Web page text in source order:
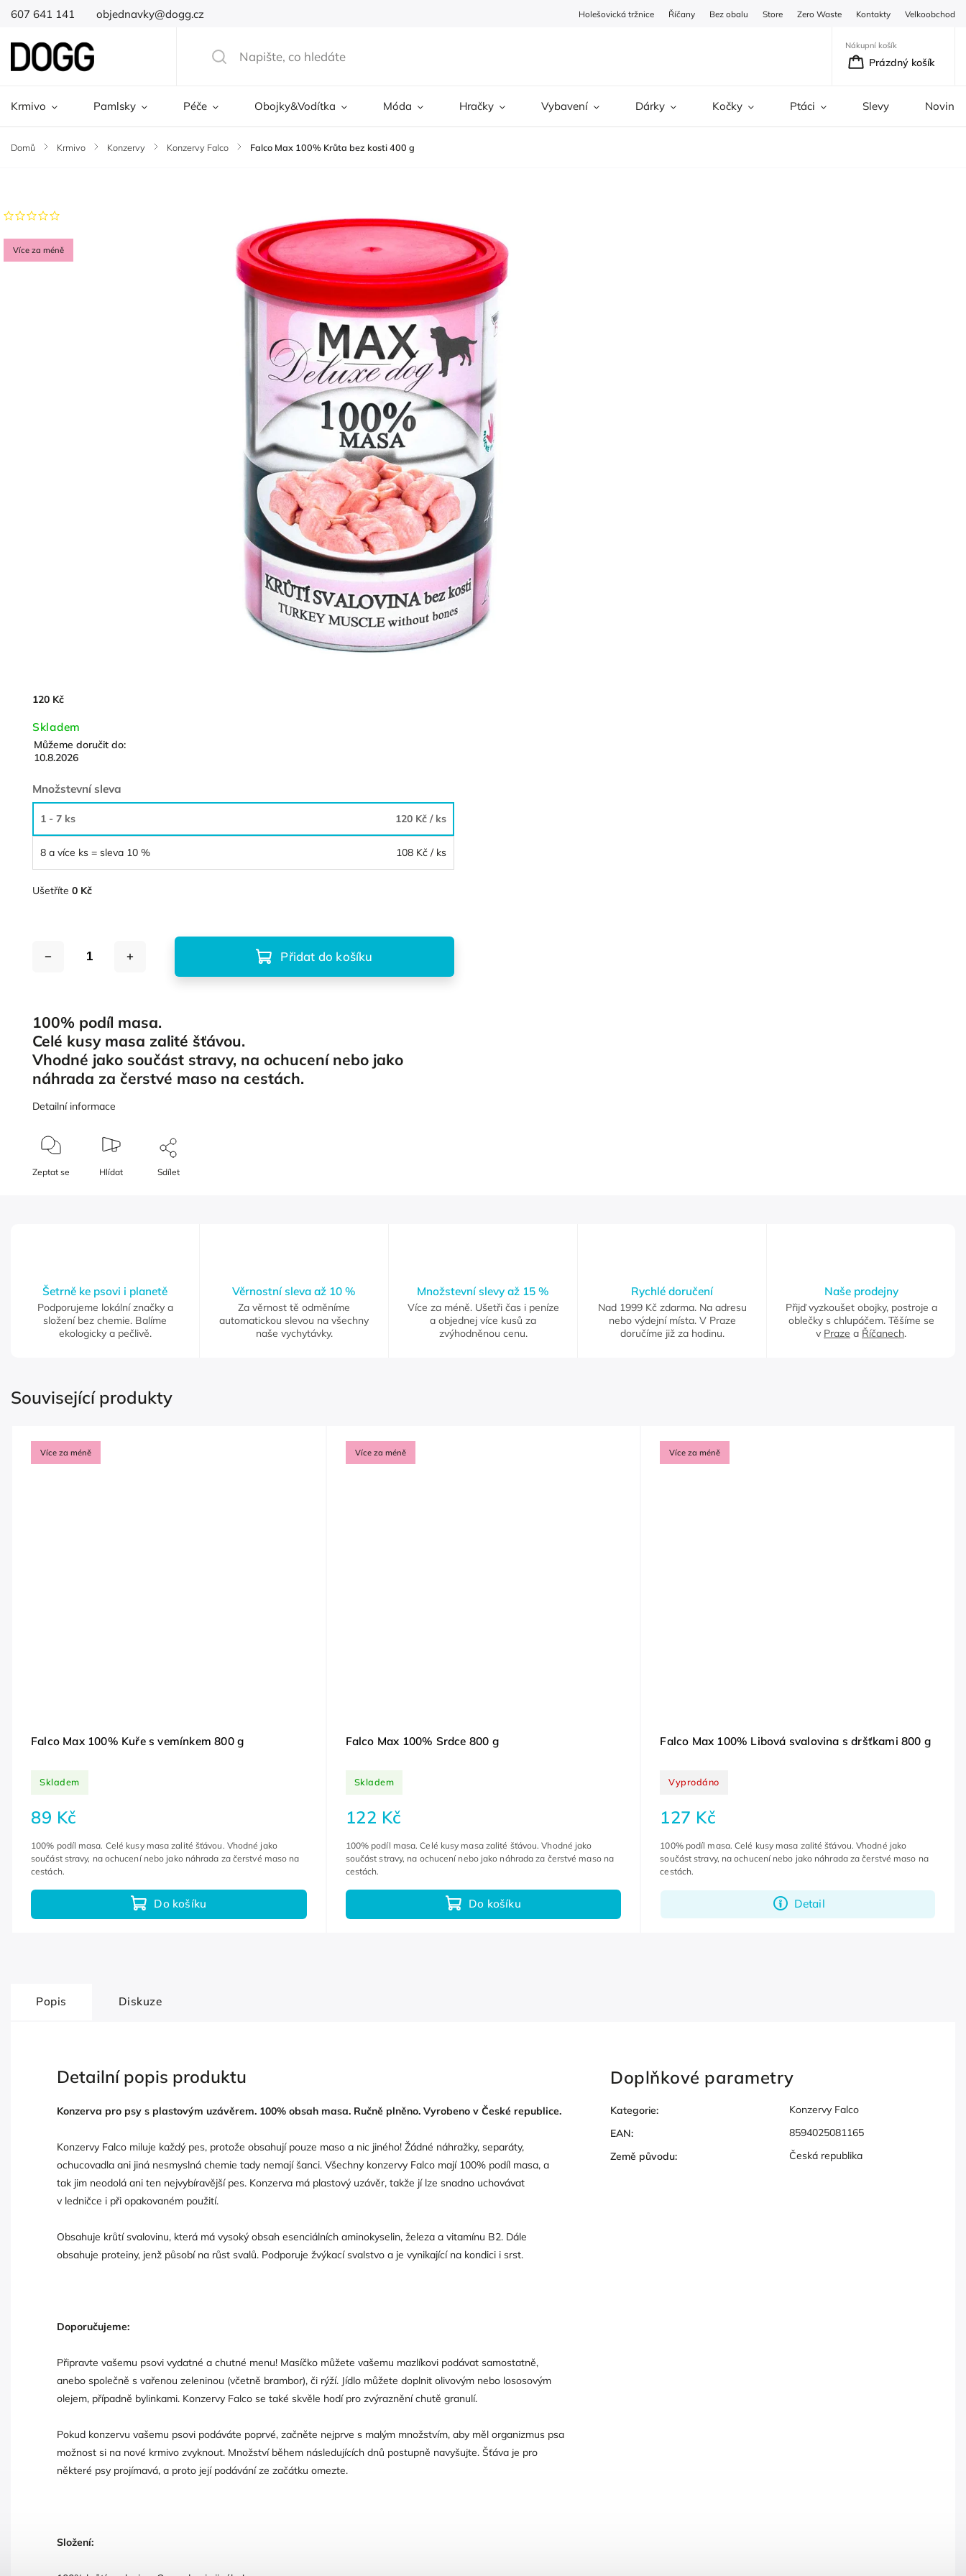
607 641 141 objednavky@dogg.cz Holešovická tržnice Říčany Bez obalu Store Zero Waste Kontakty Velkoobchod
Nákupní košík
Prázdný košík
Krmivo Pamlsky Péče Obojky&Vodítka Móda Hračky Vybavení Dárky Kočky Ptáci Slevy Novinky
Domů / Krmivo / Konzervy / Konzervy Falco / Falco Max 100% Krůta bez kosti 400 g
Více za méně
120 Kč
Skladem
Můžeme doručit do:
10.8.2026
Množstevní sleva
1 - 7 ks 120 Kč/ ks
8 a více ks = sleva 10 % 108 Kč/ ks
Ušetříte0 Kč
Přidat do košíku
100% podíl masa.
Celé kusy masa zalité šťávou.
Vhodné jako součást stravy, na ochucení nebo jako
náhrada za čerstvé maso na cestách.
Detailní informace
Zeptat se Hlídat Sdílet
Šetrně ke psovi i planetě
Podporujeme lokální značky a
složení bez chemie. Balíme
ekologicky a pečlivě.
Věrnostní sleva až 10 %
Za věrnost tě odměníme
automatickou slevou na všechny
naše vychytávky.
Množstevní slevy až 15 %
Více za méně. Ušetři čas i peníze
a objednej více kusů za
zvýhodněnou cenu.
Rychlé doručení
Nad 1999 Kč zdarma. Na adresu
nebo výdejní místa. V Praze
doručíme již za hodinu.
Naše prodejny
Přijď vyzkoušet obojky, postroje a
oblečky s chlupáčem. Těšíme se
v Praze a Říčanech.
Související produkty
Více za méně
Falco Max 100% Kuře s vemínkem 800 g
Skladem
89 Kč
Do košíku
100% podíl masa. Celé kusy masa zalité šťávou. Vhodné jako
součást stravy, na ochucení nebo jako náhrada za čerstvé maso na
cestách.
Více za méně
Falco Max 100% Srdce 800 g
Skladem
122 Kč
Do košíku
100% podíl masa. Celé kusy masa zalité šťávou. Vhodné jako
součást stravy, na ochucení nebo jako náhrada za čerstvé maso na
cestách.
Více za méně
Falco Max 100% Libová svalovina s dršťkami 800 g
Vyprodáno
127 Kč
Detail
100% podíl masa. Celé kusy masa zalité šťávou. Vhodné jako
součást stravy, na ochucení nebo jako náhrada za čerstvé maso na
cestách.
Popis Diskuze
Detailní popis produktu
Konzerva pro psy s plastovým uzávěrem. 100% obsah masa. Ručně plněno. Vyrobeno v České republice.
Konzervy Falco miluje každý pes, protože obsahují pouze maso a nic jiného! Žádné náhražky, separáty,
ochucovadla ani jiná nesmyslná chemie tady nemají šanci. Všechny konzervy Falco mají 100% podíl masa, a
tak jim neodolá ani ten nejvybíravější pes. Konzerva má plastový uzávěr, takže jí lze snadno uchovávat
v ledničce i při opakovaném použití.
Obsahuje krůtí svalovinu, která má vysoký obsah esenciálních aminokyselin, železa a vitamínu B2. Dále
obsahuje proteiny, jenž působí na růst svalů. Podporuje žvýkací svalstvo a je vynikající na kondici i srst.
Doporučujeme:
Připravte vašemu psovi vydatné a chutné menu! Masíčko můžete vašemu mazlíkovi podávat samostatně,
anebo společně s vařenou zeleninou (včetně brambor), či rýží. Jídlo můžete doplnit olivovým nebo lososovým
olejem, případně bylinkami. Konzervy Falco se také skvěle hodí pro zvýraznění chutě granulí.
Pokud konzervu vašemu psovi podáváte poprvé, začněte nejprve s malým množstvím, aby měl organizmus psa
možnost si na nové krmivo zvyknout. Množství během následujících dnů postupně navyšujte. Šťáva je pro
některé psy projímavá, a proto její podávání ze začátku omezte.
Složení:
Doplňkové parametry
Kategorie:
Konzervy Falco
EAN:
8594025081165
Země původu: Česká republika